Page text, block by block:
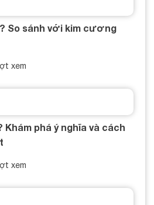
So sánh với kim cương
xem
Khám phá ý nghĩa và cách
xem